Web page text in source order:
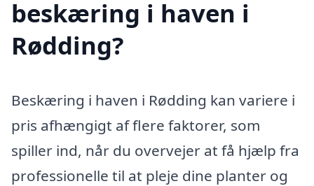
beskæring i haven i
Rødding?
Beskæring i haven i Rødding kan variere i
pris afhængigt af flere faktorer, som
spiller ind, når du overvejer at få hjælp fra
professionelle til at pleje dine planter og